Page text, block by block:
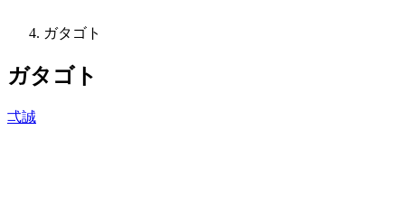
ガタゴト
ガタゴト
弌誠